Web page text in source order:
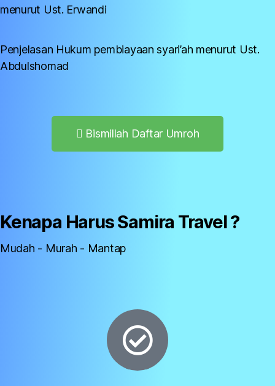
menurut Ust. Erwandi
Penjelasan Hukum pembiayaan syari’ah menurut Ust.
Abdulshomad
Bismillah Daftar Umroh
Kenapa Harus Samira Travel ?
Mudah - Murah - Mantap